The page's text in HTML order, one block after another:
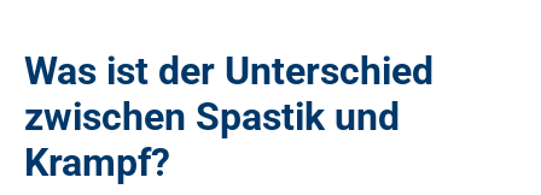
Was ist der Unterschied
zwischen Spastik und
Krampf?